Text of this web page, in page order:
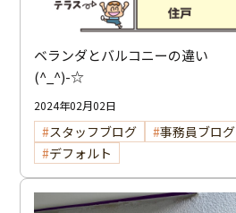
ベランダとバルコニーの違い
(^_^)-☆
2024年02月02日
スタッフブログ
事務員ブログ
デフォルト